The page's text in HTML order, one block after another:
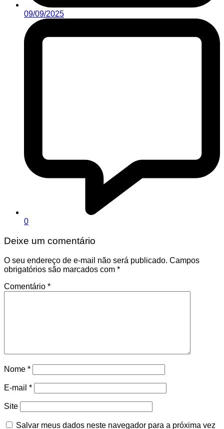
09/09/2025
0
Deixe um comentário
O seu endereço de e-mail não será publicado. Campos
obrigatórios são marcados com *
Comentário *
Nome *
E-mail *
Site
Salvar meus dados neste navegador para a próxima vez